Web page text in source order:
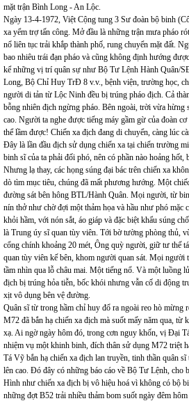
mặt trận Bình Long - An Lộc.
Ngày 13-4-1972, Việt Cộng tung 3 Sư đoàn bộ binh
xa yểm trợ tấn công. Mở đầu là những trận mưa pháo
nổ liên tục trải khắp thành phố, rung chuyển mặt đất.
bao nhiêu trái đạn pháo và cũng không định hướng
kể những vị trí quân sự như Bộ Tư Lệnh Hành Quân/
Long, Bộ Chỉ Huy TrĐ 8 v.v., bệnh viện, trường học,
người di tản từ Lộc Ninh đều bị trúng pháo địch. Cả
bỗng nhiên địch ngừng pháo. Bên ngoài, trời vừa hừng
cao. Người ta nghe được tiếng máy gầm gừ của đoàn
thể lầm được! Chiến xa địch đang di chuyển, càng lúc
Đây là lần đầu địch sử dụng chiến xa tại chiến trường
binh sĩ của ta phải đối phó, nên có phần nào hoảng hốt,
Nhưng lạ thay, các họng súng đại bác trên chiến xa
dò tìm mục tiêu, chúng đã mất phương hướng. Một
đường sát bên hông BTL/Hành Quân. Mọi người, từ
nín thở như chờ đợi một thảm họa và hầu như phó
khỏi hầm, với nón sắt, áo giáp và đặc biệt khẩu súng
là Trung úy sĩ quan tùy viên. Tới bờ tường phòng thủ,
cổng chính khoảng 20 mét, Ông quỳ người, giữ tư thế
quan tùy viên kế bên, khom người quan sát. Mọi người
tầm nhìn qua lỗ châu mai. Một tiếng nổ. Và một luồng
địch bị trúng hỏa tiễn, bốc khói nhưng vẫn cố di động
xịt vô dụng bên vệ đường.
Quân sĩ từ trong hầm chỉ huy đổ ra ngoài reo hò
M72 đã bắn hạ chiến xa địch mà suốt mấy năm qua, từ
xạ. Ai ngờ ngày hôm đó, trong cơn nguy khốn, vị Đại
nhiệm vụ một khinh binh, đích thân sử dụng M72 triệt
Tá Vỹ bắn hạ chiến xa địch lan truyền, tinh thần quân
lên cao. Đó đây có những báo cáo về Bộ Tư Lệnh, cho
Hình như chiến xa địch bị vô hiệu hoá vì không có bộ
những đợt B52 trải nhiều thảm bom suốt ngày đêm